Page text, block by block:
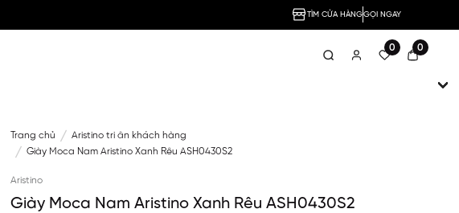
TÌM CỬA HÀNGGỌI NGAY
0 0
Trang chủ
Aristino tri ân khách hàng
Giày Moca Nam Aristino Xanh Rêu ASH0430S2
Aristino
Giày Moca Nam Aristino Xanh Rêu ASH0430S2